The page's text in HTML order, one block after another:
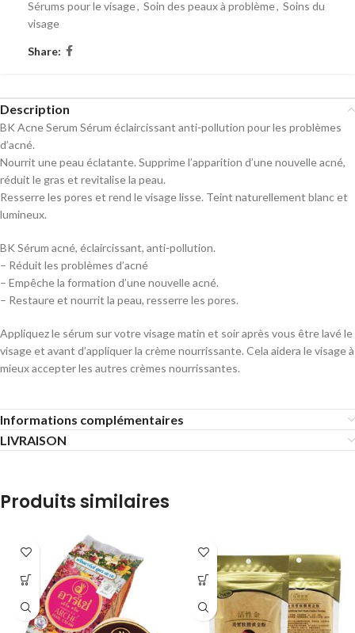
Sérums pour le visage, Soin des peaux à problème, Soins du
visage
Share:
Description
BK Acne Serum Sérum éclaircissant anti-pollution pour les problèmes
d’acné.
Nourrit une peau éclatante. Supprime l’apparition d’une nouvelle acné,
réduit le gras et revitalise la peau.
Resserre les pores et rend le visage lisse. Teint naturellement blanc et
lumineux.
BK Sérum acné, éclaircissant, anti-pollution.
– Réduit les problèmes d’acné
– Empêche la formation d’une nouvelle acné.
– Restaure et nourrit la peau, resserre les pores.
Appliquez le sérum sur votre visage matin et soir après vous être lavé le
visage et avant d’appliquer la crème nourrissante. Cela aidera le visage à
mieux accepter les autres crèmes nourrissantes.
Informations complémentaires
LIVRAISON
Produits similaires